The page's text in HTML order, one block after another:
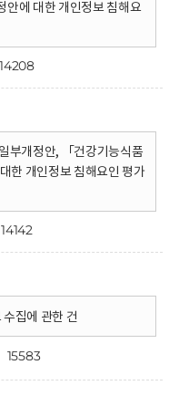
안에 대한 개인정보 침해요
14208
부개정안, 「건강기능식품
한 개인정보 침해요인 평가
14142
집에 관한 건
15583